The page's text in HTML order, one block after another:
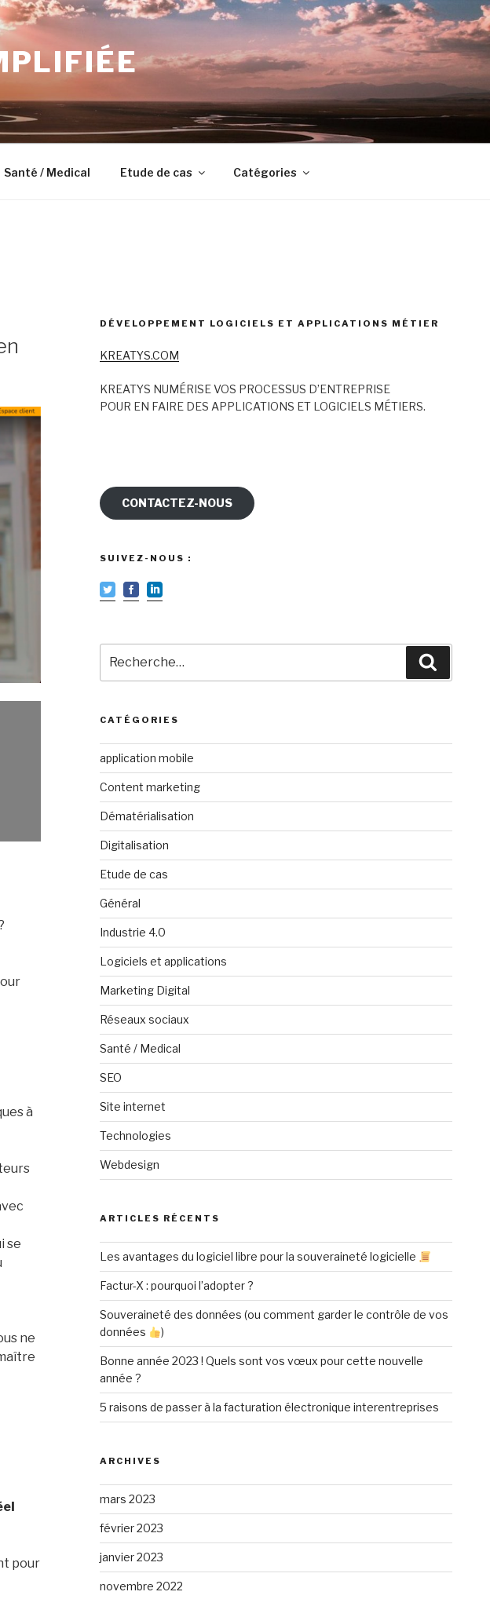
Santé / Medical Etude de cas Catégories
à
se
ne
pour
DÉVELOPPEMENT LOGICIELS ET APPLICATIONS MÉTIER
KREATYS.COM
KREATYS NUMÉRISE VOS PROCESSUS D’ENTREPRISE
POUR EN FAIRE DES APPLICATIONS ET LOGICIELS MÉTIERS.
CONTACTEZ-NOUS
SUIVEZ-NOUS :
pour
:
CATÉGORIES
application mobile
Content marketing
Dématérialisation
Digitalisation
Etude de cas
Général
Industrie 4.0
Logiciels et applications
Marketing Digital
Réseaux sociaux
Santé / Medical
SEO
Site internet
Technologies
Webdesign
ARTICLES RÉCENTS
Les avantages du logiciel libre pour la souveraineté logicielle
Factur-X : pourquoi l’adopter ?
Souveraineté des données (ou comment garder le contrôle de vos
données
)
Bonne année 2023 ! Quels sont vos vœux pour cette nouvelle
année ?
5 raisons de passer à la facturation électronique interentreprises
ARCHIVES
mars 2023
février 2023
janvier 2023
novembre 2022